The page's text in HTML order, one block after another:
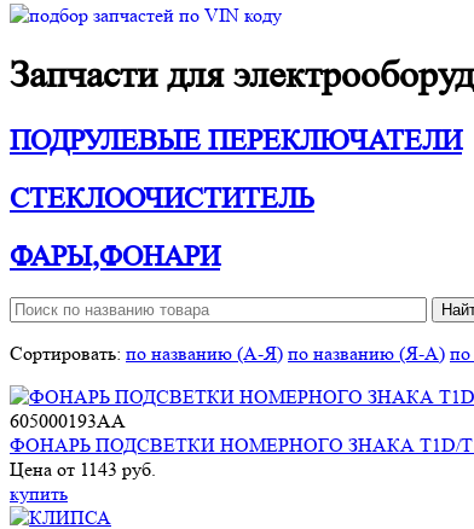
Запчасти для
ПОДРУЛЕВЫЕ ПЕРЕКЛЮЧАТЕЛИ
СТЕКЛООЧИСТИТЕЛЬ
ФАРЫ,ФОНАРИ
Сортировать: по названию (А-Я) по названию (Я-А) по
605000193AA
ФОНАРЬ ПОДСВЕТКИ НОМЕРНОГО ЗНАКА T1D/
Цена от 1143 руб.
купить